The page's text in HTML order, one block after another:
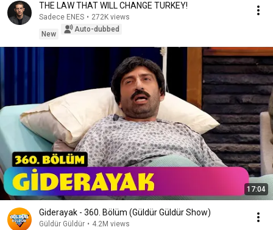
THE LAW THAT WILL CHANGE TURKEY!
Sadece ENES • 272K views
New
Auto-dubbed
17:04
Giderayak - 360. Bölüm (Güldür Güldür Show)
Güldür Güldür • 4.2M views